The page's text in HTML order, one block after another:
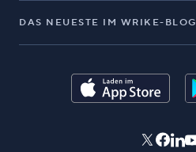
DAS NEUESTE IM WRIKE-BLOG